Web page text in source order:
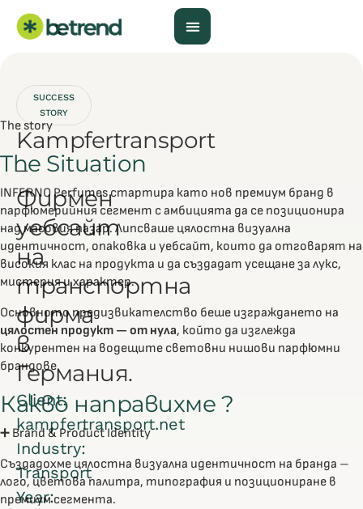
SUCCESS
STORY
Kampfertransport
–
Фирмен
уебсайт
на
транспортна
фирма
в
Германия.
Client:
kampfertransport.net
Industry:
Transport
Year:
The story
The Situation
INFERNO Perfumes стартира като нов премиум бранд в
парфюмерийния сегмент с амбицията да се позиционира
над масовия пазар. Липсваше цялостна визуална
идентичност, опаковка и уебсайт, които да отговарят на
високия клас на продукта и да създадат усещане за лукс,
мистерия и характер.
Основното предизвикателство беше изграждането на
цялостен продукт — от нула, който да изглежда
конкурентен на водещите световни нишови парфюмни
брандове.
Какво направихме ?
➕ Brand & Product Identity
Създадохме цялостна визуална идентичност на бранда –
лого, цветова палитра, типография и позициониране в
премиум сегмента.